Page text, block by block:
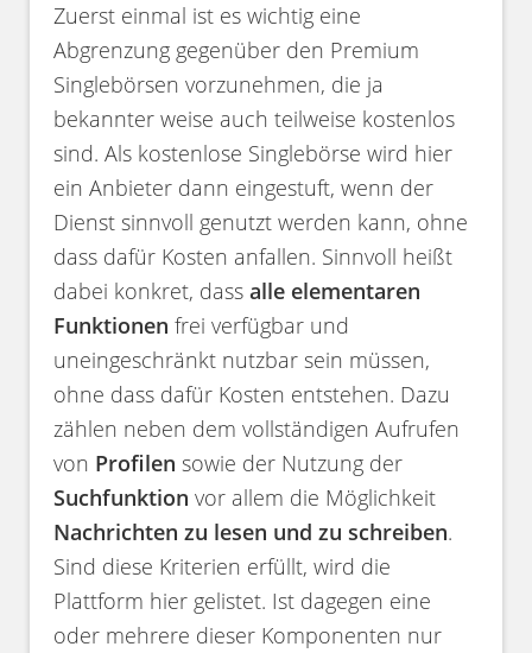
Zuerst einmal ist es wichtig eine
Abgrenzung gegenüber den Premium
Singlebörsen vorzunehmen, die ja
bekannter weise auch teilweise kostenlos
sind. Als kostenlose Singlebörse wird hier
ein Anbieter dann eingestuft, wenn der
Dienst sinnvoll genutzt werden kann, ohne
dass dafür Kosten anfallen. Sinnvoll heißt
dabei konkret, dassalle elementaren
Funktionen frei verfügbar und
uneingeschränkt nutzbar sein müssen,
ohne dass dafür Kosten entstehen. Dazu
zählen neben dem vollständigen Aufrufen
von Profilen sowie der Nutzung der
Suchfunktion vor allem die Möglichkeit
Nachrichten zu lesen und zu schreiben.
Sind diese Kriterien erfüllt, wird die
Plattform hier gelistet. Ist dagegen eine
oder mehrere dieser Komponenten nur